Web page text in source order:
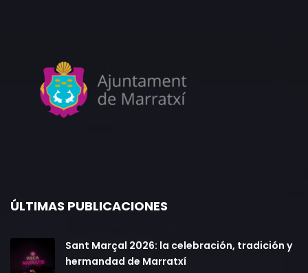
ÚLTIMAS PUBLICACIONES
Sant Marçal 2026: la celebración, tradición y
hermandad de Marratxí